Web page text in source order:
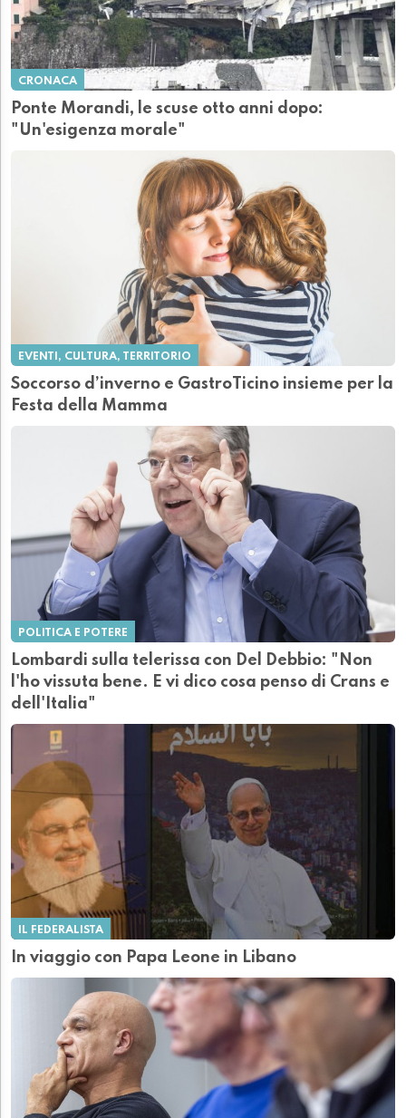
CRONACA
Ponte Morandi, le scuse otto anni dopo:
"Un'esigenza morale"
EVENTI, CULTURA, TERRITORIO
Soccorso d’inverno e GastroTicino insieme per la
Festa della Mamma
POLITICA E POTERE
Lombardi sulla telerissa con Del Debbio: "Non
l'ho vissuta bene. E vi dico cosa penso di Crans e
dell'Italia"
IL FEDERALISTA
In viaggio con Papa Leone in Libano